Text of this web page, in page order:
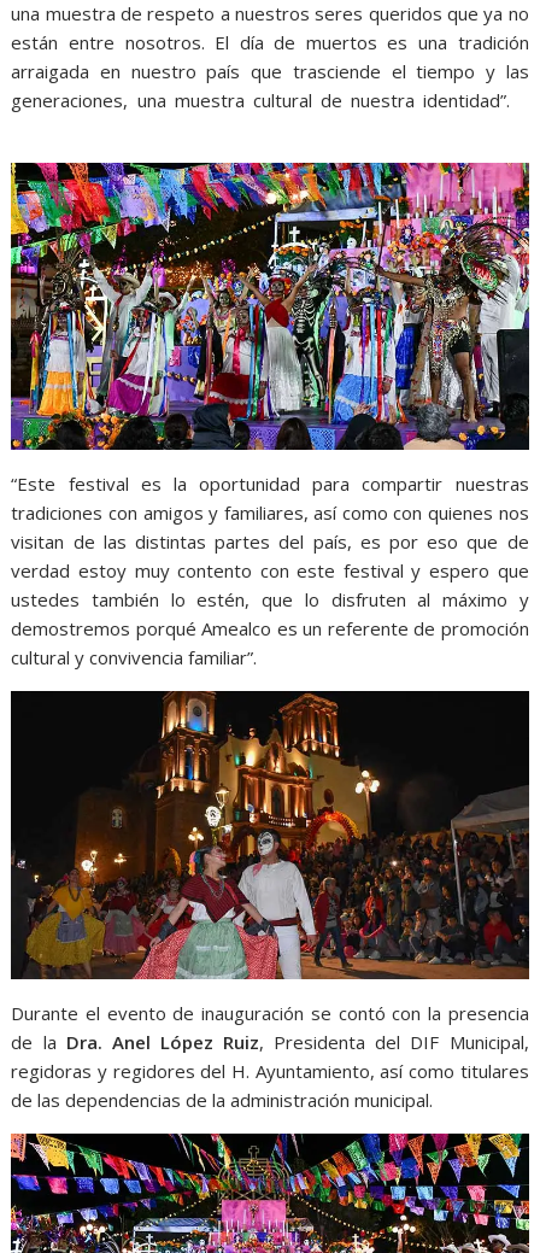
una muestra de respeto a nuestros seres queridos que ya no
están entre nosotros. El día de muertos es una tradición
arraigada en nuestro país que trasciende el tiempo y las
generaciones, una muestra cultural de nuestra identidad”.
“Este festival es la oportunidad para compartir nuestras
tradiciones con amigos y familiares, así como con quienes nos
visitan de las distintas partes del país, es por eso que de
verdad estoy muy contento con este festival y espero que
ustedes también lo estén, que lo disfruten al máximo y
demostremos porqué Amealco es un referente de promoción
cultural y convivencia familiar”.
Durante el evento de inauguración se contó con la presencia
de la Dra. Anel López Ruiz, Presidenta del DIF Municipal,
regidoras y regidores del H. Ayuntamiento, así como titulares
de las dependencias de la administración municipal.